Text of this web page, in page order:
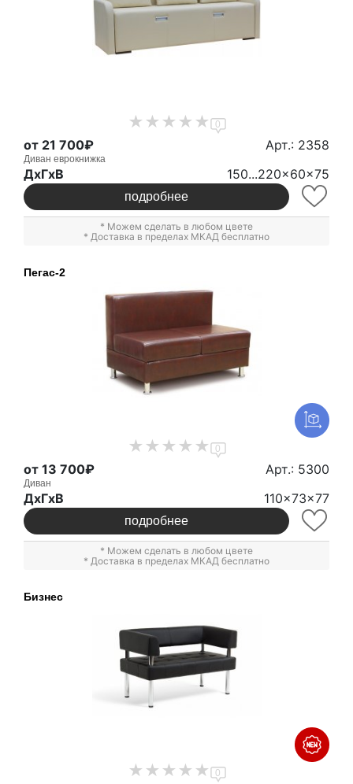
0
от 21 700₽ Арт.: 2358
Диван еврокнижка
ДxГxВ 150...220x60x75
подробнее
* Можем сделать в любом цвете
* Доставка в пределах МКАД бесплатно
Пегас-2
0
от 13 700₽ Арт.: 5300
Диван
ДxГxВ 110x73x77
подробнее
* Можем сделать в любом цвете
* Доставка в пределах МКАД бесплатно
Бизнес
0